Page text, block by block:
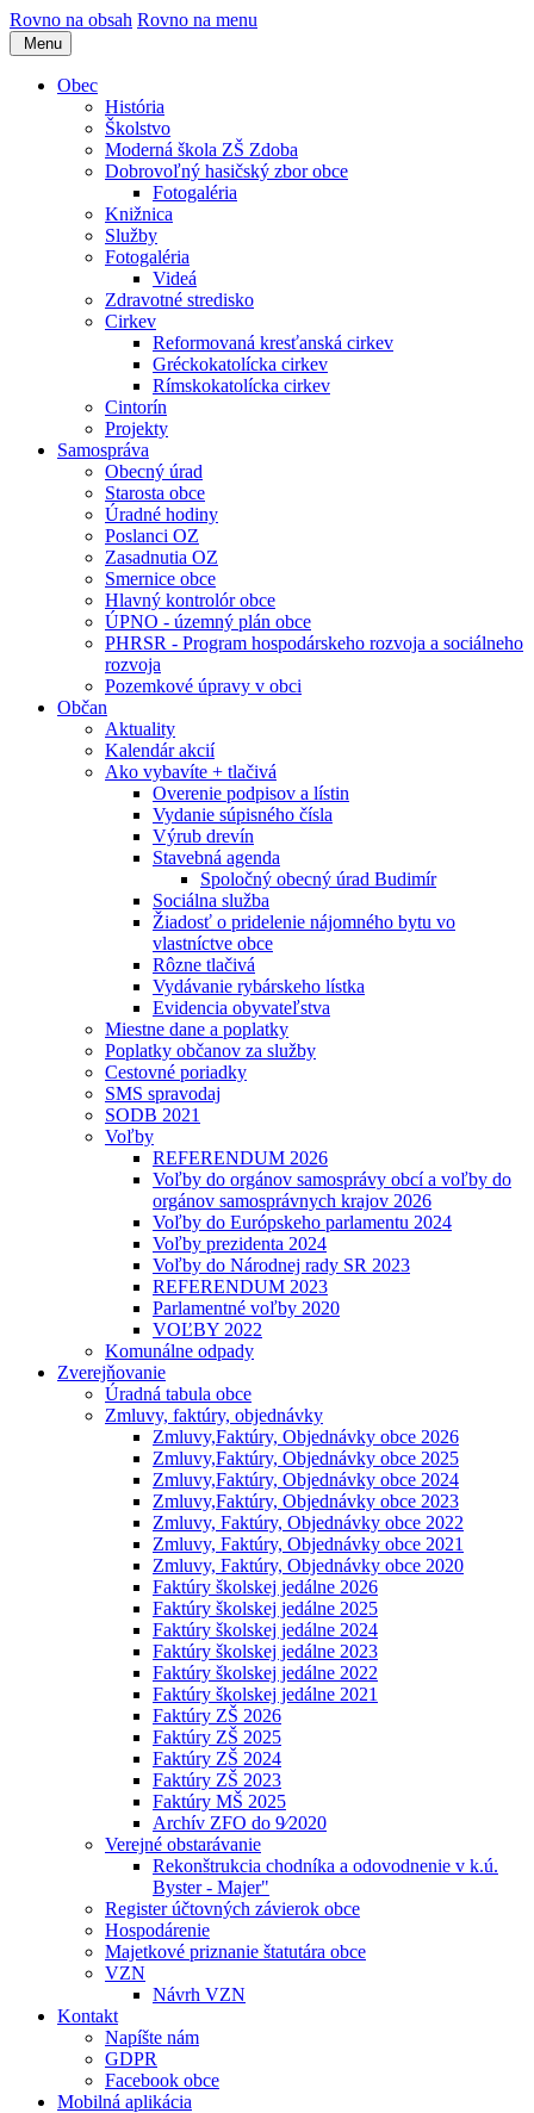
Rovno na obsah Rovno na menu
Menu
Obec
História
Školstvo
Moderná škola ZŠ Zdoba
Dobrovoľný hasičský zbor obce
Fotogaléria
Knižnica
Služby
Fotogaléria
Videá
Zdravotné stredisko
Cirkev
Reformovaná kresťanská cirkev
Gréckokatolícka cirkev
Rímskokatolícka cirkev
Cintorín
Projekty
Samospráva
Obecný úrad
Starosta obce
Úradné hodiny
Poslanci OZ
Zasadnutia OZ
Smernice obce
Hlavný kontrolór obce
ÚPNO - územný plán obce
PHRSR - Program hospodárskeho rozvoja a sociálneho
rozvoja
Pozemkové úpravy v obci
Občan
Aktuality
Kalendár akcií
Ako vybavíte + tlačivá
Overenie podpisov a lístin
Vydanie súpisného čísla
Výrub drevín
Stavebná agenda
Spoločný obecný úrad Budimír
Sociálna služba
Žiadosť o pridelenie nájomného bytu vo
vlastníctve obce
Rôzne tlačivá
Vydávanie rybárskeho lístka
Evidencia obyvateľstva
Miestne dane a poplatky
Poplatky občanov za služby
Cestovné poriadky
SMS spravodaj
SODB 2021
Voľby
REFERENDUM 2026
Voľby do orgánov samosprávy obcí a voľby do
orgánov samosprávnych krajov 2026
Voľby do Európskeho parlamentu 2024
Voľby prezidenta 2024
Voľby do Národnej rady SR 2023
REFERENDUM 2023
Parlamentné voľby 2020
VOĽBY 2022
Komunálne odpady
Zverejňovanie
Úradná tabula obce
Zmluvy, faktúry, objednávky
Zmluvy,Faktúry, Objednávky obce 2026
Zmluvy,Faktúry, Objednávky obce 2025
Zmluvy,Faktúry, Objednávky obce 2024
Zmluvy,Faktúry, Objednávky obce 2023
Zmluvy, Faktúry, Objednávky obce 2022
Zmluvy, Faktúry, Objednávky obce 2021
Zmluvy, Faktúry, Objednávky obce 2020
Faktúry školskej jedálne 2026
Faktúry školskej jedálne 2025
Faktúry školskej jedálne 2024
Faktúry školskej jedálne 2023
Faktúry školskej jedálne 2022
Faktúry školskej jedálne 2021
Faktúry ZŠ 2026
Faktúry ZŠ 2025
Faktúry ZŠ 2024
Faktúry ZŠ 2023
Faktúry MŠ 2025
Archív ZFO do 9⁄2020
Verejné obstarávanie
Rekonštrukcia chodníka a odovodnenie v k.ú.
Byster - Majer"
Register účtovných závierok obce
Hospodárenie
Majetkové priznanie štatutára obce
VZN
Návrh VZN
Kontakt
Napíšte nám
GDPR
Facebook obce
Mobilná aplikácia